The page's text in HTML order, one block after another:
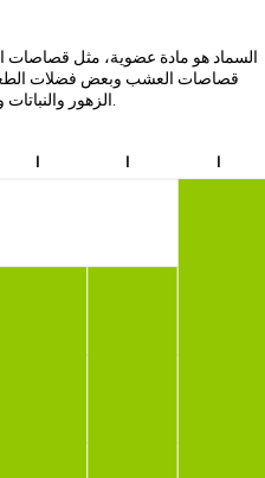
السماد هو مادة عضوية، مثل
قصاصات العشب وبعض فضلات الطعام
الزهور والنباتات والأعشاب فحسب، بل يُبقي أيضًا بعض العناصر خارج مدافن النفايات.
ا ا ا